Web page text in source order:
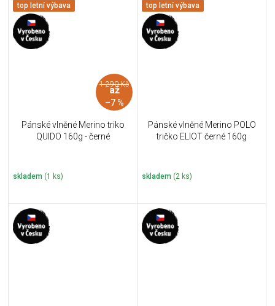
top letní výbava
1 290 Kč
až
–7 %
Pánské vlněné Merino triko
QUIDO 160g - černé
skladem (1 ks)
top letní výbava
Pánské vlněné Merino POLO
tričko ELIOT černé 160g
skladem (2 ks)